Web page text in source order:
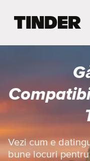
T
n
Vezi cum e
bune locuri